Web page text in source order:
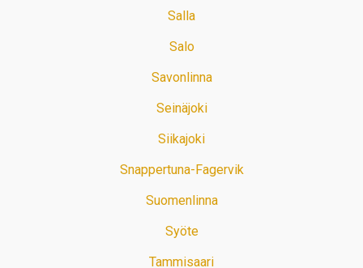
Salla
Salo
Savonlinna
Seinäjoki
Siikajoki
Snappertuna-Fagervik
Suomenlinna
Syöte
Tammisaari